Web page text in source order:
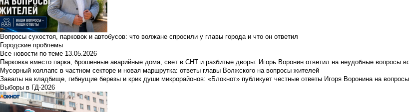
Вопросы сухостоя, парковок и автобусов: что волжане спросили у главы города и что он ответил
Городские проблемы
Все новости по теме 13.05.2026
Парковка вместо парка, брошенные аварийные дома, свет в СНТ и разбитые дворы: Игорь Воронин ответил на неудобные вопросы
Мусорный коллапс в частном секторе и новая маршрутка: ответы главы Волжского на вопросы жителей
Завалы на кладбище, гибнущие березы и крик души микрорайонов: «Блокнот» публикует честные ответы Игоря Воронина на
Выборы в ГД-2026